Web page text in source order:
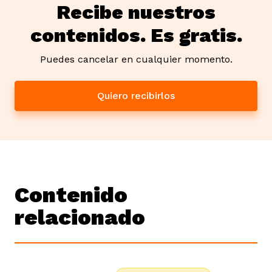
Recibe nuestros
contenidos. Es gratis.
Puedes cancelar en cualquier momento.
Quiero recibirlos
Contenido
relacionado